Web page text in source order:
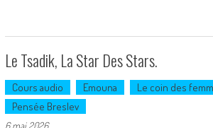
Le Tsadik, La Star Des Stars.
Cours audio Emouna Le coin des
Pensée Breslev
6 mai 2026